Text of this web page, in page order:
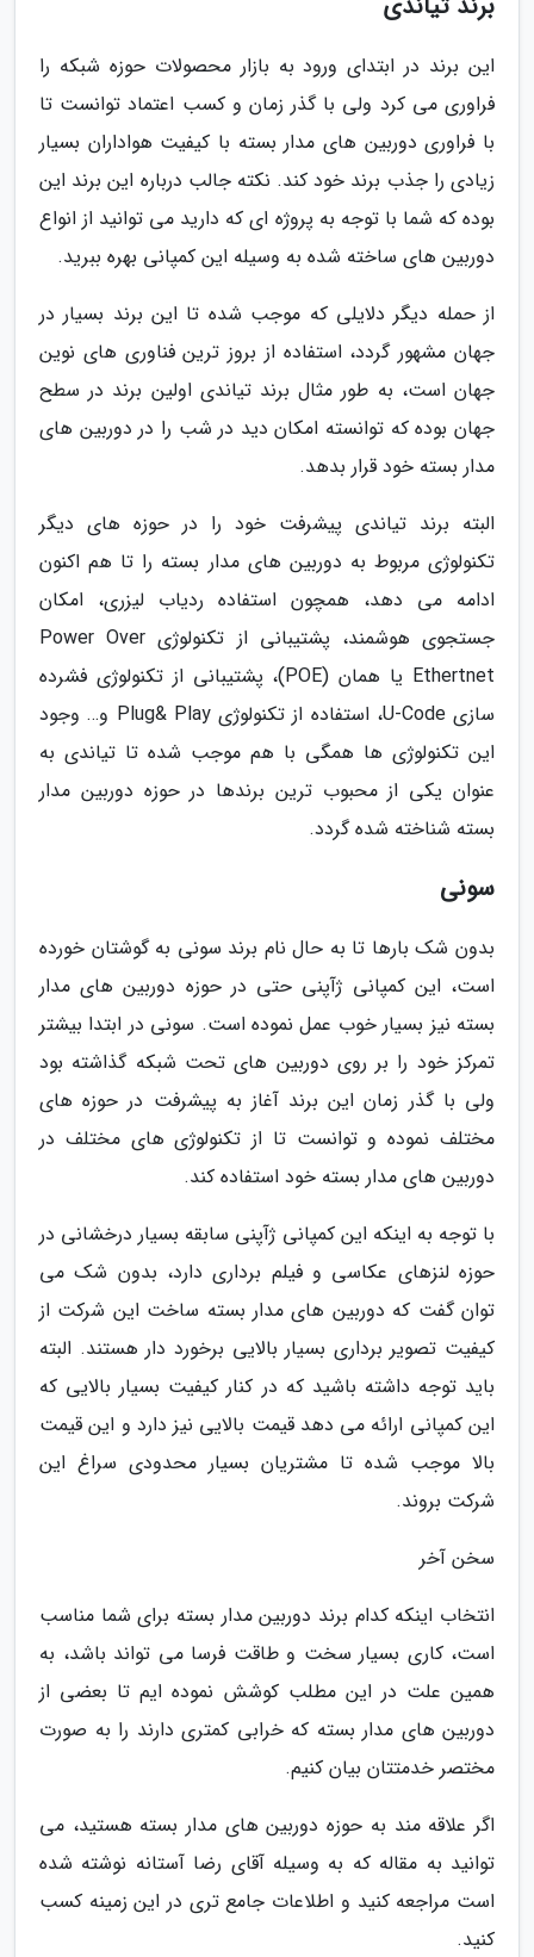
این برند در ابتدای ورود به بازار محصولات حوزه شبکه را
فراوری می کرد ولی با گذر زمان و کسب اعتماد توانست تا
با فراوری دوربین های مدار بسته با کیفیت هواداران بسیار
زیادی را جذب برند خود کند. نکته جالب درباره این برند این
بوده که شما با توجه به پروژه ای که دارید می توانید از انواع
دوربین های ساخته شده به وسیله این کمپانی بهره ببرید.
از حمله دیگر دلایلی که موجب شده تا این برند بسیار در
جهان مشهور گردد، استفاده از بروز ترین فناوری های نوین
جهان است، به طور مثال برند تیاندی اولین برند در سطح
جهان بوده که توانسته امکان دید در شب را در دوربین های
مدار بسته خود قرار بدهد.
البته برند تیاندی پیشرفت خود را در حوزه های دیگر
تکنولوژی مربوط به دوربین های مدار بسته را تا هم اکنون
ادامه می دهد، همچون استفاده ردیاب لیزری، امکان
جستجوی هوشمند، پشتیبانی از تکنولوژی Power Over
Ethertnet یا همان (POE)، پشتیبانی از تکنولوژی فشرده
سازی U-Code، استفاده از تکنولوژی Plug& Play و… وجود
این تکنولوژی ها همگی با هم موجب شده تا تیاندی به
عنوان یکی از محبوب ترین برندها در حوزه دوربین مدار
بسته شناخته شده گردد.
سونی
بدون شک بارها تا به حال نام برند سونی به گوشتان خورده
است، این کمپانی ژآپنی حتی در حوزه دوربین های مدار
بسته نیز بسیار خوب عمل نموده است. سونی در ابتدا بیشتر
تمرکز خود را بر روی دوربین های تحت شبکه گذاشته بود
ولی با گذر زمان این برند آغاز به پیشرفت در حوزه های
مختلف نموده و توانست تا از تکنولوژی های مختلف در
دوربین های مدار بسته خود استفاده کند.
با توجه به اینکه این کمپانی ژآپنی سابقه بسیار درخشانی در
حوزه لنزهای عکاسی و فیلم برداری دارد، بدون شک می
توان گفت که دوربین های مدار بسته ساخت این شرکت از
کیفیت تصویر برداری بسیار بالایی برخورد دار هستند. البته
باید توجه داشته باشید که در کنار کیفیت بسیار بالایی که
این کمپانی ارائه می دهد قیمت بالایی نیز دارد و این قیمت
بالا موجب شده تا مشتریان بسیار محدودی سراغ این
شرکت بروند.
سخن آخر
انتخاب اینکه کدام برند دوربین مدار بسته برای شما مناسب
است، کاری بسیار سخت و طاقت فرسا می تواند باشد، به
همین علت در این مطلب کوشش نموده ایم تا بعضی از
دوربین های مدار بسته که خرابی کمتری دارند را به صورت
مختصر خدمتتان بیان کنیم.
اگر علاقه مند به حوزه دوربین های مدار بسته هستید، می
توانید به مقاله که به وسیله آقای رضا آستانه نوشته شده
است مراجعه کنید و اطلاعات جامع تری در این زمینه کسب
کنید.